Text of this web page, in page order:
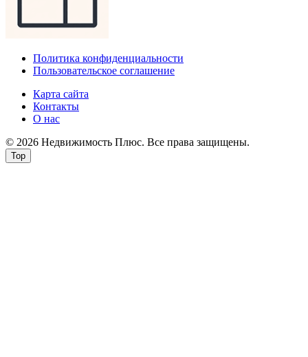
Политика конфиденциальности
Пользовательское соглашение
Карта сайта
Контакты
О нас
© 2026 Недвижимость Плюс. Все права защищены.
Top